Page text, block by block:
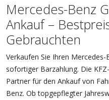
Mercedes-Benz
Ankauf –
Gebrauchten
Verkaufen Sie Ihren
sofortiger Barzahlung. Die
Partner für den Ankauf von
Benz. Ob topgepflegter